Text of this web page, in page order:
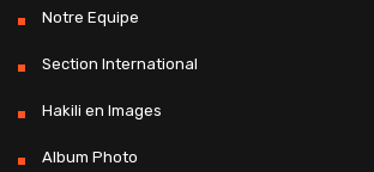
Notre Equipe
Section International
Hakili en Images
Album Photo